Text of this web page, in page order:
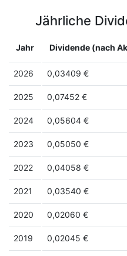
Jährliche
Jahr Dividende (nach
2026 0,03409 €
2025 0,07452 €
2024 0,05604 €
2023 0,05050 €
2022 0,04058 €
2021 0,03540 €
2020 0,02060 €
2019 0,02045 €